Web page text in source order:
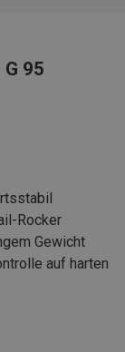
95
Rocker
Gewicht
auf harten